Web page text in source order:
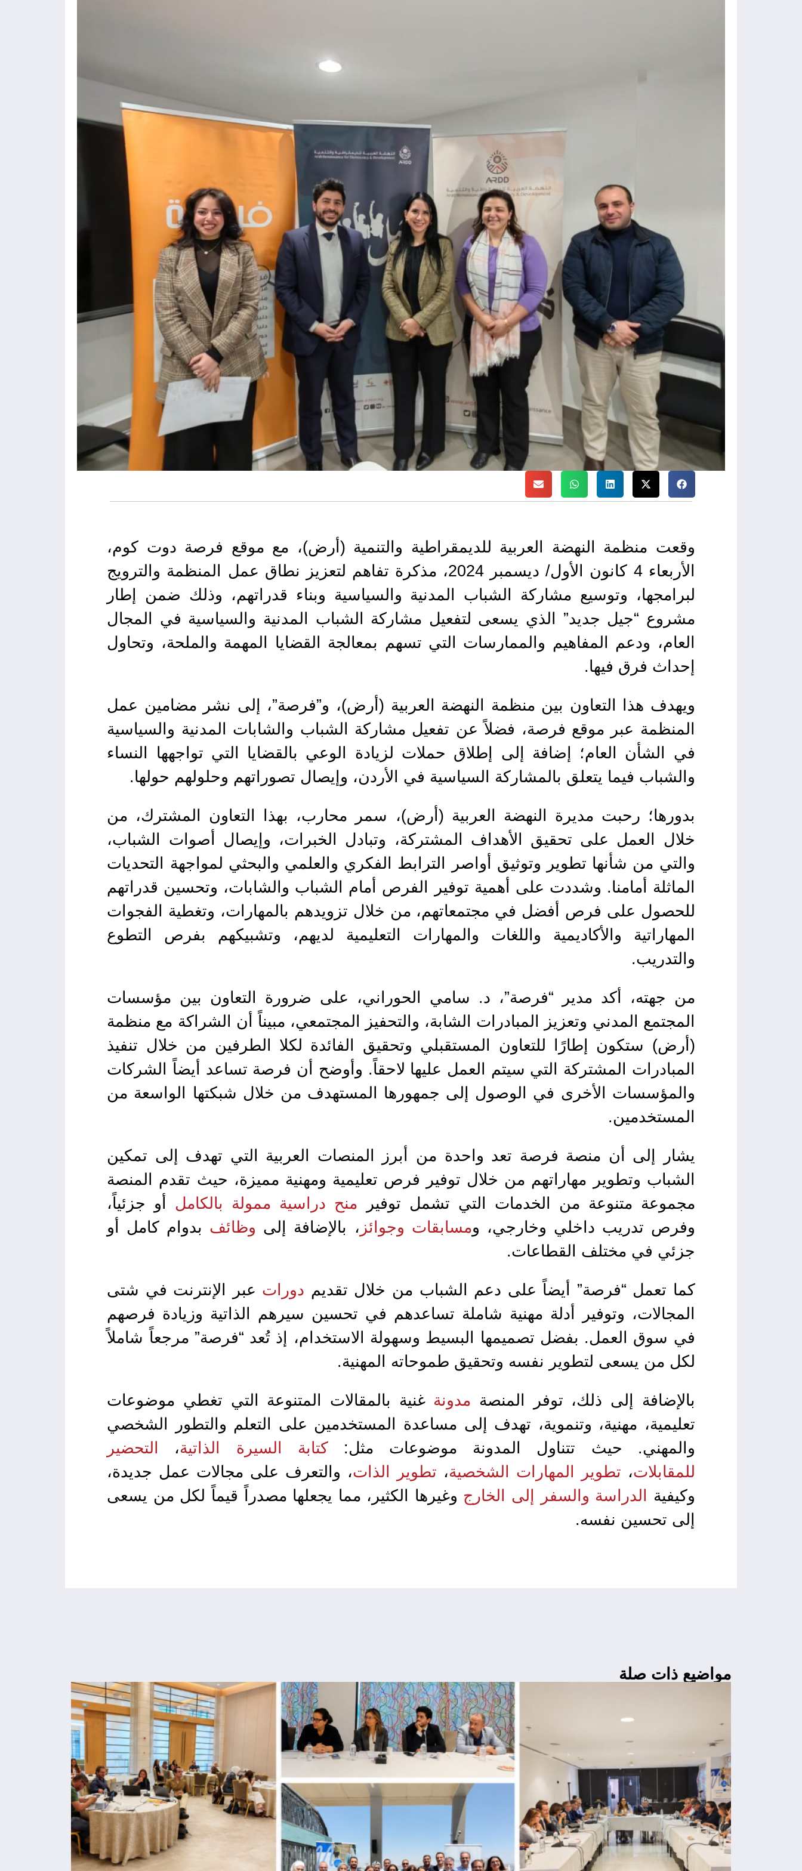
وقعت منظمة النهضة العربية للديمقراطية والتنمية (أرض)، مع موقع فرصة دوت كوم،
الأربعاء 4 كانون الأول/ ديسمبر 2024، مذكرة تفاهم لتعزيز نطاق عمل المنظمة والترويج
لبرامجها، وتوسيع مشاركة الشباب المدنية والسياسية وبناء قدراتهم، وذلك ضمن إطار
مشروع “جيل جديد” الذي يسعى لتفعيل مشاركة الشباب المدنية والسياسية في المجال
العام، ودعم المفاهيم والممارسات التي تسهم بمعالجة القضايا المهمة والملحة، وتحاول
إحداث فرق فيها.
ويهدف هذا التعاون بين منظمة النهضة العربية (أرض)، و”فرصة”، إلى نشر مضامين عمل
المنظمة عبر موقع فرصة، فضلاً عن تفعيل مشاركة الشباب والشابات المدنية والسياسية
في الشأن العام؛ إضافة إلى إطلاق حملات لزيادة الوعي بالقضايا التي تواجهها النساء
والشباب فيما يتعلق بالمشاركة السياسية في الأردن، وإيصال تصوراتهم وحلولهم حولها.
بدورها؛ رحبت مديرة النهضة العربية (أرض)، سمر محارب، بهذا التعاون المشترك، من
خلال العمل على تحقيق الأهداف المشتركة، وتبادل الخبرات، وإيصال أصوات الشباب،
والتي من شأنها تطوير وتوثيق أواصر الترابط الفكري والعلمي والبحثي لمواجهة التحديات
الماثلة أمامنا. وشددت على أهمية توفير الفرص أمام الشباب والشابات، وتحسين قدراتهم
للحصول على فرص أفضل في مجتمعاتهم، من خلال تزويدهم بالمهارات، وتغطية الفجوات
المهاراتية والأكاديمية واللغات والمهارات التعليمية لديهم، وتشبيكهم بفرص التطوع
والتدريب.
من جهته، أكد مدير “فرصة”، د. سامي الحوراني، على ضرورة التعاون بين مؤسسات
المجتمع المدني وتعزيز المبادرات الشابة، والتحفيز المجتمعي، مبيناً أن الشراكة مع منظمة
(أرض) ستكون إطارًا للتعاون المستقبلي وتحقيق الفائدة لكلا الطرفين من خلال تنفيذ
المبادرات المشتركة التي سيتم العمل عليها لاحقاً. وأوضح أن فرصة تساعد أيضاً الشركات
والمؤسسات الأخرى في الوصول إلى جمهورها المستهدف من خلال شبكتها الواسعة من
المستخدمين.
يشار إلى أن منصة فرصة تعد واحدة من أبرز المنصات العربية التي تهدف إلى تمكين
الشباب وتطوير مهاراتهم من خلال توفير فرص تعليمية ومهنية مميزة، حيث تقدم المنصة
مجموعة متنوعة من الخدمات التي تشمل توفير منح دراسية ممولة بالكامل أو جزئياً،
وفرص تدريب داخلي وخارجي، ومسابقات وجوائز ، بالإضافة إلى وظائف بدوام كامل أو
جزئي في مختلف القطاعات.
كما تعمل “فرصة” أيضاً على دعم الشباب من خلال تقديم دورات عبر الإنترنت في شتى
المجالات، وتوفير أدلة مهنية شاملة تساعدهم في تحسين سيرهم الذاتية وزيادة فرصهم
في سوق العمل. بفضل تصميمها البسيط وسهولة الاستخدام، إذ تُعد “فرصة” مرجعاً شاملاً
لكل من يسعى لتطوير نفسه وتحقيق طموحاته المهنية.
بالإضافة إلى ذلك، توفر المنصة مدونة غنية بالمقالات المتنوعة التي تغطي موضوعات
تعليمية، مهنية، وتنموية، تهدف إلى مساعدة المستخدمين على التعلم والتطور الشخصي
والمهني. حيث تتناول المدونة موضوعات مثل:كتابة السيرة الذاتية،
التحضير
للمقابلات، تطوير المهارات الشخصية، تطوير الذات، والتعرف على مجالات عمل جديدة،
وكيفية
الدراسة والسفر إلى الخارج وغيرها الكثير، مما يجعلها مصدراً قيماً لكل من يسعى
إلى تحسين نفسه.
مواضيع ذات صلة